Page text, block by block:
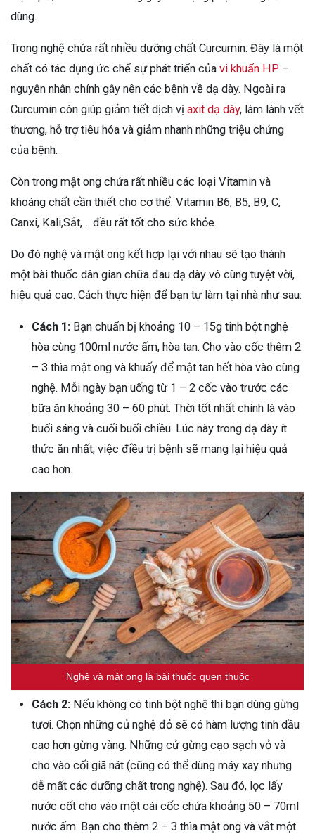
dùng.
Trong nghệ chứa rất nhiều dưỡng chất Curcumin. Đây là một
chất có tác dụng ức chế sự phát triển của vi khuẩn HP –
nguyên nhân chính gây nên các bệnh về dạ dày. Ngoài ra
Curcumin còn giúp giảm tiết dịch vị axit dạ dày, làm lành vết
thương, hỗ trợ tiêu hóa và giảm nhanh những triệu chứng
của bệnh.
Còn trong mật ong chứa rất nhiều các loại Vitamin và
khoáng chất cần thiết cho cơ thể. Vitamin B6, B5, B9, C,
Canxi, Kali,Sắt,… đều rất tốt cho sức khỏe.
Do đó nghệ và mật ong kết hợp lại với nhau sẽ tạo thành
một bài thuốc dân gian chữa đau dạ dày vô cùng tuyệt vời,
hiệu quả cao. Cách thực hiện để bạn tự làm tại nhà như sau:
Cách 1: Bạn chuẩn bị khoảng 10 – 15g tinh bột nghệ
hòa cùng 100ml nước ấm, hòa tan. Cho vào cốc thêm 2
– 3 thìa mật ong và khuấy để mật tan hết hòa vào cùng
nghệ. Mỗi ngày bạn uống từ 1 – 2 cốc vào trước các
bữa ăn khoảng 30 – 60 phút. Thời tốt nhất chính là vào
buổi sáng và cuối buổi chiều. Lúc này trong dạ dày ít
thức ăn nhất, việc điều trị bệnh sẽ mang lại hiệu quả
cao hơn.
Nghệ và mật ong là bài thuốc quen thuộc
Cách 2: Nếu không có tinh bột nghệ thì bạn dùng gừng
tươi. Chọn những củ nghệ đỏ sẽ có hàm lượng tinh dầu
cao hơn gừng vàng. Những cử gừng cạo sạch vỏ và
cho vào cối giã nát (cũng có thể dùng máy xay nhưng
dễ mất các dưỡng chất trong nghệ). Sau đó, lọc lấy
nước cốt cho vào một cái cốc chứa khoảng 50 – 70ml
nước ấm. Bạn cho thêm 2 – 3 thìa mật ong và vắt một